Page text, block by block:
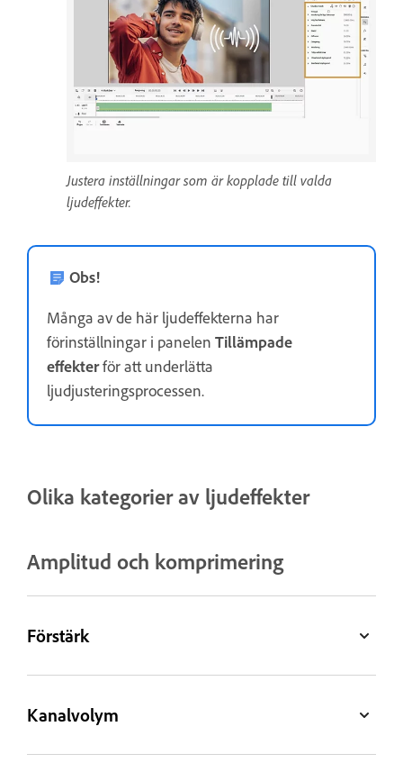
Justera inställningar som är kopplade till valda
ljudeffekter.
Obs!
Många av de här ljudeffekterna har
förinställningar i panelen Tillämpade
effekterför att underlätta
ljudjusteringsprocessen.
Olika kategorier av ljudeffekter
Amplitud och komprimering
Förstärk
Kanalvolym